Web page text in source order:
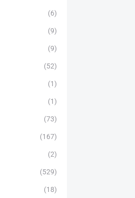
(6)
(9)
(9)
(52)
(1)
(1)
(73)
(167)
(2)
(529)
(18)